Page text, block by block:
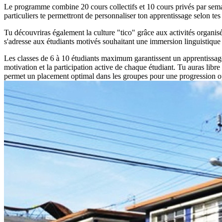
Le programme combine 20 cours collectifs et 10 cours privés par
particuliers te permettront de personnaliser ton apprentissage selon
Tu découvriras également la culture "tico" grâce aux activités
s'adresse aux étudiants motivés souhaitant une immersion
Les classes de 6 à 10 étudiants maximum garantissent un
motivation et la participation active de chaque étudiant. Tu auras
permet un placement optimal dans les groupes pour une progression